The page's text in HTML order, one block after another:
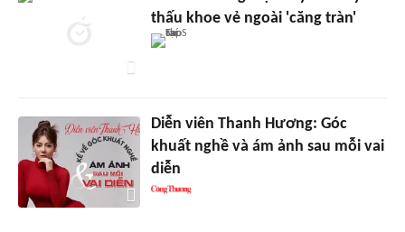
thấu khoe vẻ ngoài 'căng tràn'
Diễn viên Thanh Hương: Góc
khuất nghề và ám ảnh sau mỗi vai
diễn